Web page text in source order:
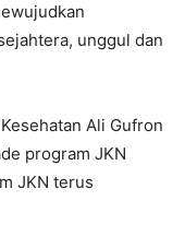
unggul dan
Ali Gufron
program JKN
JKN terus